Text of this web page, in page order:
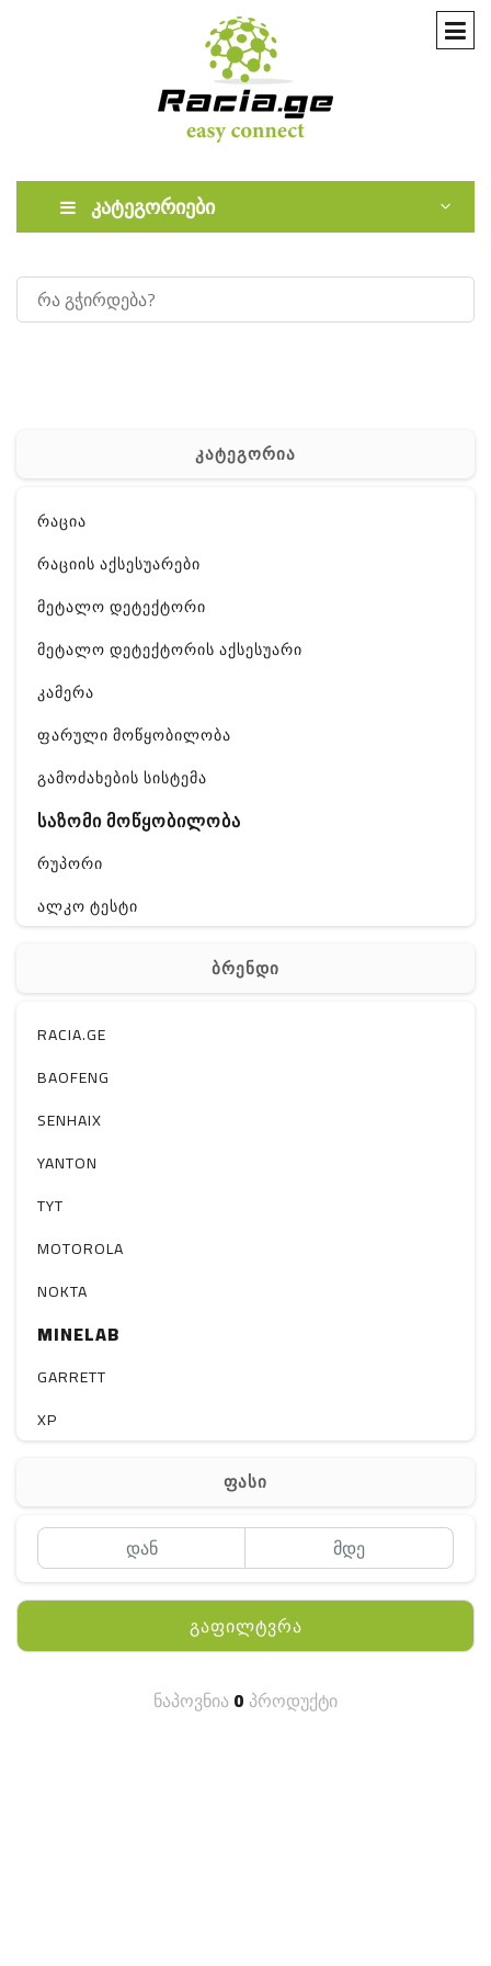
კატეგორიები
კატეგორია
რაცია
რაციის აქსესუარები
მეტალო დეტექტორი
მეტალო დეტექტორის აქსესუარი
კამერა
ფარული მოწყობილობა
გამოძახების სისტემა
საზომი მოწყობილობა
რუპორი
ალკო ტესტი
ელ. მოწყობილობები
მაგნიტი
სხვა
ბრენდი
RACIA.GE
BAOFENG
SENHAIX
YANTON
TYT
MOTOROLA
NOKTA
MINELAB
GARRETT
XP
QYT
ფასი
გაფილტვრა
ნაპოვნია0 პროდუქტი